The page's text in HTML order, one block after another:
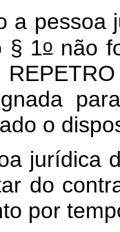
pessoa
§ 1onão
o
jurídica
do
por